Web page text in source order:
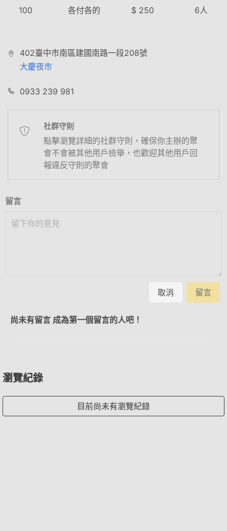
100 各付各的 $ 250 6人
402臺中市南區建國南路一段208號
大慶夜市
0933 239 981
社群守則
點擊瀏覽詳細的社群守則，確保你主辦的聚
會不會被其他用戶檢舉，也歡迎其他用戶回
報違反守則的聚會
留言
取消 留言
尚未有留言 成為第一個留言的人吧！
瀏覽紀錄
目前尚未有瀏覽紀錄